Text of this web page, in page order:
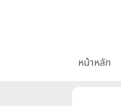
หน้าหลัก